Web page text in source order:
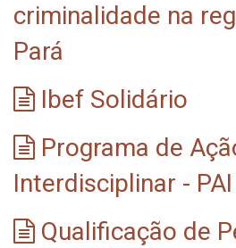
criminalidade na
Pará
Ibef Solidário
Programa de
Interdisciplinar - PAI
Qualificação de